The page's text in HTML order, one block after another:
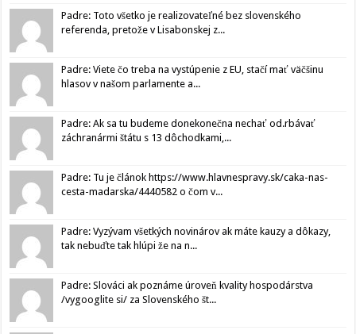
Padre: Toto všetko je realizovateľné bez slovenského
referenda, pretože v Lisabonskej z...
Padre: Viete čo treba na vystúpenie z EU, stačí mať väčšinu
hlasov v našom parlamente a...
Padre: Ak sa tu budeme donekonečna nechať od.rbávať
záchranármi štátu s 13 dôchodkami,...
Padre: Tu je článok https://www.hlavnespravy.sk/caka-nas-
cesta-madarska/4440582 o čom v...
Padre: Vyzývam všetkých novinárov ak máte kauzy a dôkazy,
tak nebuďte tak hlúpi že na n...
Padre: Slováci ak poznáme úroveň kvality hospodárstva
/vygooglite si/ za Slovenského št...